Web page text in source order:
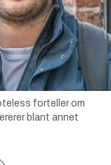
forteller om
blant annet